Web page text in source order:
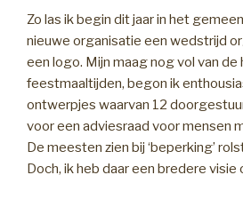
Zo las ik begin dit jaar in het
nieuwe organisatie een wedstrijd
een logo. Mijn maag nog vol van de
feestmaaltijden, begon ik
ontwerpjes waarvan 12
voor een adviesraad voor mensen
De meesten zien bij ‘beperking’
Doch, ik heb daar een bredere visie